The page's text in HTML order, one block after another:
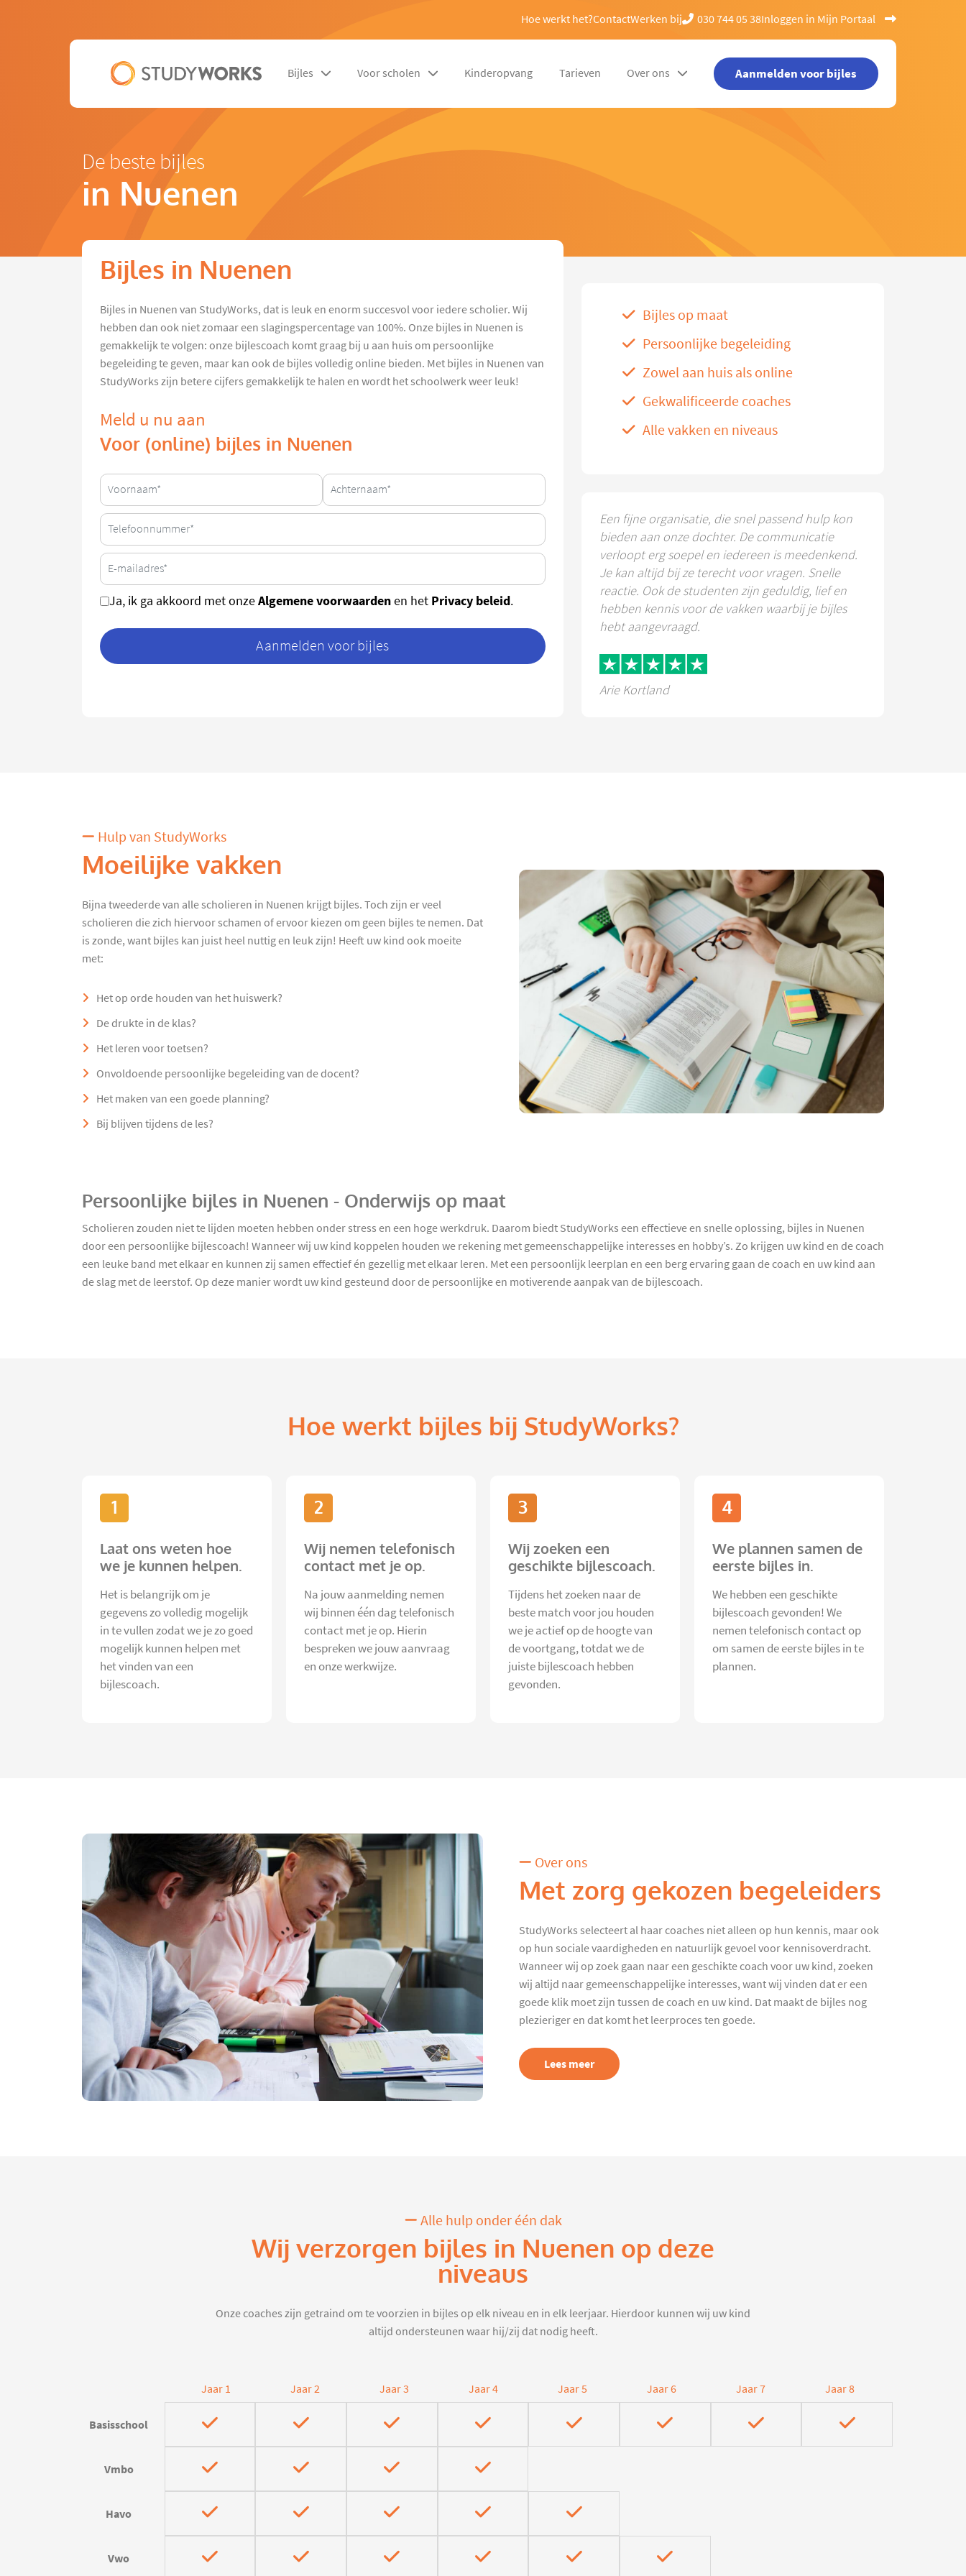
Hoe werkt het?ContactWerken bij 030 744 05 38Inloggen in Mijn Portaal
Bijles Voor scholen Kinderopvang Tarieven Over ons Aanmelden voor bijles
De beste bijles
in Nuenen
Bijles in Nuenen
Bijles in Nuenen van StudyWorks, dat is leuk en enorm succesvol voor iedere scholier. Wij
hebben dan ook niet zomaar een slagingspercentage van 100%. Onze bijles in Nuenen is
gemakkelijk te volgen: onze bijlescoach komt graag bij u aan huis om persoonlijke
begeleiding te geven, maar kan ook de bijles volledig online bieden. Met bijles in Nuenen van
StudyWorks zijn betere cijfers gemakkelijk te halen en wordt het schoolwerk weer leuk!
Meld u nu aan
Voor (online) bijles in Nuenen
Ja, ik ga akkoord met onzeAlgemene voorwaardenen het Privacy beleid.
Aanmelden voor bijles
Bijles op maat
Persoonlijke begeleiding
Zowel aan huis als online
Gekwalificeerde coaches
Alle vakken en niveaus
Een fijne organisatie, die snel passend hulp kon
bieden aan onze dochter. De communicatie
verloopt erg soepel en iedereen is meedenkend.
Je kan altijd bij ze terecht voor vragen. Snelle
reactie. Ook de studenten zijn geduldig, lief en
hebben kennis voor de vakken waarbij je bijles
hebt aangevraagd.
Arie Kortland
Hulp van StudyWorks
Moeilijke vakken
Bijna tweederde van alle scholieren in Nuenen krijgt bijles. Toch zijn er veel
scholieren die zich hiervoor schamen of ervoor kiezen om geen bijles te nemen. Dat
is zonde, want bijles kan juist heel nuttig en leuk zijn! Heeft uw kind ook moeite
met:
Het op orde houden van het huiswerk?
De drukte in de klas?
Het leren voor toetsen?
Onvoldoende persoonlijke begeleiding van de docent?
Het maken van een goede planning?
Bij blijven tijdens de les?
Persoonlijke bijles in Nuenen - Onderwijs op maat
Scholieren zouden niet te lijden moeten hebben onder stress en een hoge werkdruk. Daarom biedt StudyWorks een effectieve en snelle oplossing, bijles in Nuenen
door een persoonlijke bijlescoach! Wanneer wij uw kind koppelen houden we rekening met gemeenschappelijke interesses en hobby’s. Zo krijgen uw kind en de coach
een leuke band met elkaar en kunnen zij samen effectief én gezellig met elkaar leren. Met een persoonlijk leerplan en een berg ervaring gaan de coach en uw kind aan
de slag met de leerstof. Op deze manier wordt uw kind gesteund door de persoonlijke en motiverende aanpak van de bijlescoach.
Hoe werkt bijles bij StudyWorks?
1
Laat ons weten hoe
we je kunnen helpen.
Het is belangrijk om je
gegevens zo volledig mogelijk
in te vullen zodat we je zo goed
mogelijk kunnen helpen met
het vinden van een
bijlescoach.
2
Wij nemen telefonisch
contact met je op.
Na jouw aanmelding nemen
wij binnen één dag telefonisch
contact met je op. Hierin
bespreken we jouw aanvraag
en onze werkwijze.
3
Wij zoeken een
geschikte bijlescoach.
Tijdens het zoeken naar de
beste match voor jou houden
we je actief op de hoogte van
de voortgang, totdat we de
juiste bijlescoach hebben
gevonden.
4
We plannen samen de
eerste bijles in.
We hebben een geschikte
bijlescoach gevonden! We
nemen telefonisch contact op
om samen de eerste bijles in te
plannen.
Over ons
Met zorg gekozen begeleiders
StudyWorks selecteert al haar coaches niet alleen op hun kennis, maar ook
op hun sociale vaardigheden en natuurlijk gevoel voor kennisoverdracht.
Wanneer wij op zoek gaan naar een geschikte coach voor uw kind, zoeken
wij altijd naar gemeenschappelijke interesses, want wij vinden dat er een
goede klik moet zijn tussen de coach en uw kind. Dat maakt de bijles nog
plezieriger en dat komt het leerproces ten goede.
Lees meer
Alle hulp onder één dak
Wij verzorgen bijles in Nuenen op deze
niveaus
Onze coaches zijn getraind om te voorzien in bijles op elk niveau en in elk leerjaar. Hierdoor kunnen wij uw kind
altijd ondersteunen waar hij/zij dat nodig heeft.
Jaar 1 Jaar 2 Jaar 3 Jaar 4 Jaar 5 Jaar 6 Jaar 7 Jaar 8
Basisschool
Vmbo
Havo
Vwo